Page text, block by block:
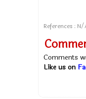
References : N/
Comments
Like us on